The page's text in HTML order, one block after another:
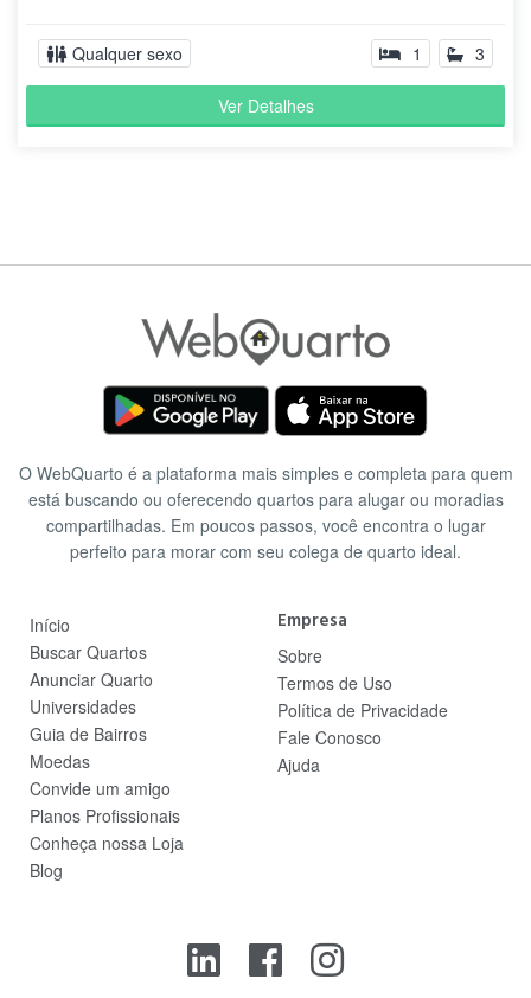
Qualquer sexo 1 3
Ver Detalhes
O WebQuarto é a plataforma mais simples e completa para quem
está buscando ou oferecendo quartos para alugar ou moradias
compartilhadas. Em poucos passos, você encontra o lugar
perfeito para morar com seu colega de quarto ideal.
Início
Buscar Quartos
Anunciar Quarto
Universidades
Guia de Bairros
Moedas
Convide um amigo
Planos Profissionais
Conheça nossa Loja
Blog
Empresa
Sobre
Termos de Uso
Política de Privacidade
Fale Conosco
Ajuda